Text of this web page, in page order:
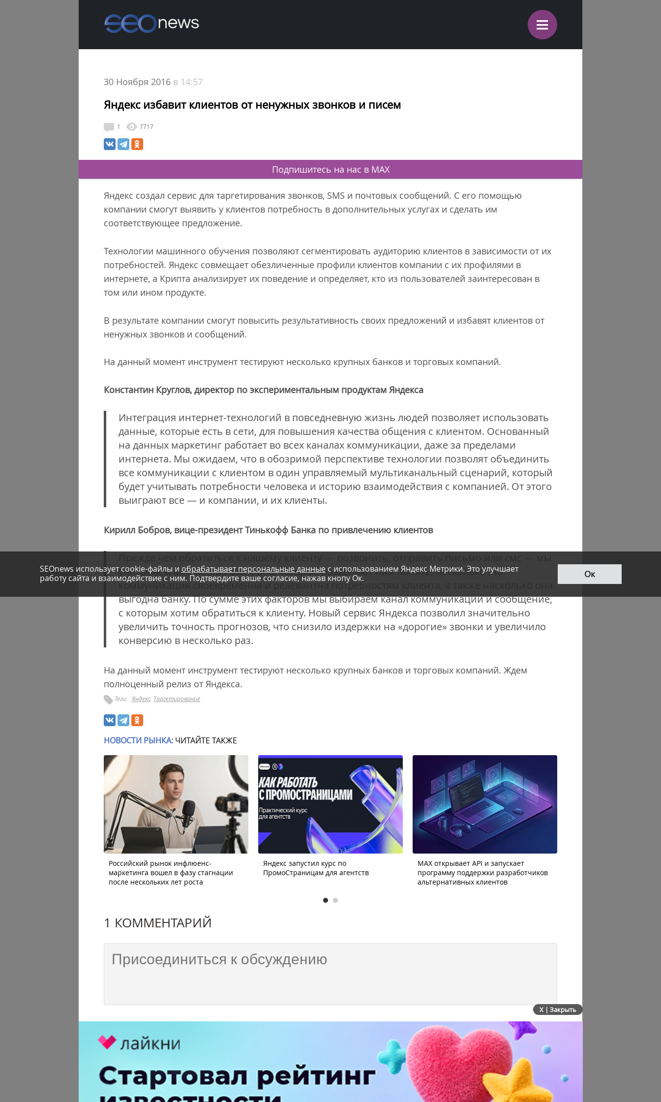
≡
30 Ноября 2016 в 14:57
Яндекс избавит клиентов от ненужных звонков и писем
1 7717
Подпишитесь на нас в MAX
Яндекс создал сервис для таргетирования звонков, SMS и почтовых сообщений. С его помощью
компании смогут выявить у клиентов потребность в дополнительных услугах и сделать им
соответствующее предложение.
Технологии машинного обучения позволяют сегментировать аудиторию клиентов в зависимости от их
потребностей. Яндекс совмещает обезличенные профили клиентов компании с их профилями в
интернете, а Крипта анализирует их поведение и определяет, кто из пользователей заинтересован в
том или ином продукте.
В результате компании смогут повысить результативность своих предложений и избавят клиентов от
ненужных звонков и сообщений.
На данный момент инструмент тестируют несколько крупных банков и торговых компаний.
Константин Круглов, директор по экспериментальным продуктам Яндекса
Интеграция интернет-технологий в повседневную жизнь людей позволяет использовать
данные, которые есть в сети, для повышения качества общения с клиентом. Основанный
на данных маркетинг работает во всех каналах коммуникации, даже за пределами
интернета. Мы ожидаем, что в обозримой перспективе технологии позволят объединить
все коммуникации с клиентом в один управляемый мультиканальный сценарий, который
будет учитывать потребности человека и историю взаимодействия с компанией. От этого
выиграют все — и компании, и их клиенты.
Кирилл Бобров, вице-президент Тинькофф Банка по привлечению клиентов
учитываем множество факторов, которые позволяют нам понять, насколько эта
коммуникация своевременна и релевантна потребностям клиента, а также насколько она
выгодна банку. По сумме этих факторов мы выбираем канал коммуникации и сообщение,
с которым хотим обратиться к клиенту. Новый сервис Яндекса позволил значительно
увеличить точность прогнозов, что снизило издержки на «дорогие» звонки и увеличило
конверсию в несколько раз.
На данный момент инструмент тестируют несколько крупных банков и торговых компаний. Ждем
полноценный релиз от Яндекса.
Теги: Яндекс Таргетирование
SEOnews использует cookie-файлы и обрабатывает персональные данныес использованием Яндекс Метрики. Это улучшает
работу сайта и взаимодействие с ним. Подтвердите ваше согласие, нажав кнопу Ок.
Ок
НОВОСТИ РЫНКА: ЧИТАЙТЕ ТАКЖЕ
Российский рынок инфлюенс-
маркетинга вошел в фазу стагнации
после нескольких лет роста
Яндекс запустил курс по
ПромоСтраницам для агентств
MAX открывает API и запускает
программу поддержки разработчиков
альтернативных клиентов
1 КОММЕНТАРИЙ
Олег Буряк
больше года назад
Кошмар! в начале в Китае чат боты менеджеры! потом в мегафон чат робот приема звонков! (0500)
А теперь по ходу начнут зае..ть те который и на 3 буквы не пошлешь! не поймут! а если и поймут то они без
чувств! кошмаР!!
+
X | Закрыть